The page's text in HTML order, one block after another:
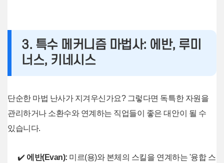
3. 특수 메커니즘 마법사: 에반, 루미
너스, 키네시스
단순한 마법 난사가 지겨우신가요? 그렇다면 독특한 자원을
관리하거나 소환수와 연계하는 직업들이 좋은 대안이 될 수
있습니다.
✔️ 에반(Evan): 미르(용)와 본체의 스킬을 연계하는 '융합 스